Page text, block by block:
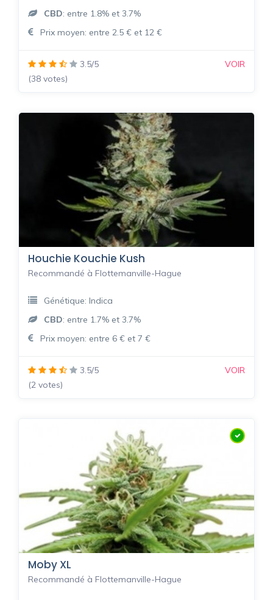
CBD: entre 1.8% et 3.7%
Prix moyen: entre 2.5 € et 12 €
3.5/5
(38 votes)
VOIR
Houchie Kouchie Kush
Recommandé à Flottemanville-Hague
Génétique: Indica
CBD: entre 1.7% et 3.7%
Prix moyen: entre 6 € et 7 €
3.5/5
(2 votes)
VOIR
Moby XL
Recommandé à Flottemanville-Hague